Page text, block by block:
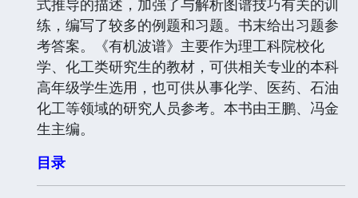
式推导的描述，加强了与解析图谱技巧有关的训
练，编写了较多的例题和习题。书末给出习题参
考答案。《有机波谱》主要作为理工科院校化
学、化工类研究生的教材，可供相关专业的本科
高年级学生选用，也可供从事化学、医药、石油
化工等领域的研究人员参考。本书由王鹏、冯金
生主编。
目录